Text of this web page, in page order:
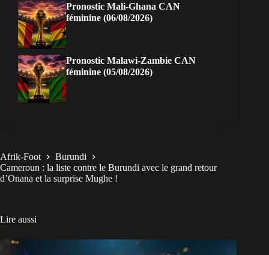
Pronostic Mali-Ghana CAN
féminine (06/08/2026)
Pronostic Malawi-Zambie CAN
féminine (05/08/2026)
Afrik-Foot
Burundi
Cameroun : la liste contre le Burundi avec le grand retour
d’Onana et la surprise Mughe !
Lire aussi